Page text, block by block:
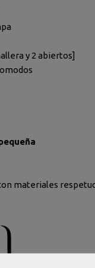
y 2 abiertos]
materiales